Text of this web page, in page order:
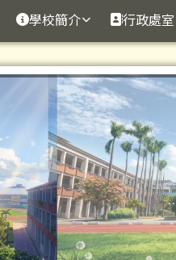
資訊網
學校簡介 行政處室